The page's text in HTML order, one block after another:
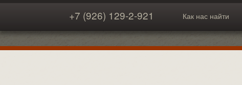
+7 (926) 129-2-921 Как нас найти